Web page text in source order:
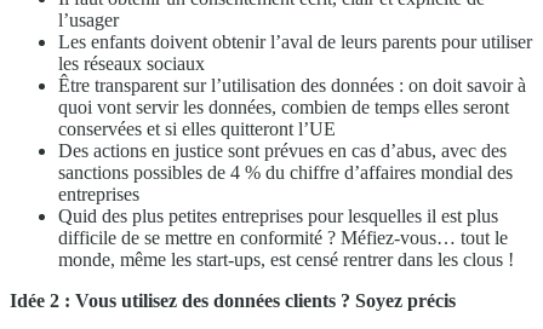
l’usager
Les enfants doivent obtenir l’aval de leurs parents pour utiliser
les réseaux sociaux
Être transparent sur l’utilisation des données : on doit savoir à
quoi vont servir les données, combien de temps elles seront
conservées et si elles quitteront l’UE
Des actions en justice sont prévues en cas d’abus, avec des
sanctions possibles de 4 % du chiffre d’affaires mondial des
entreprises
Quid des plus petites entreprises pour lesquelles il est plus
difficile de se mettre en conformité ? Méfiez-vous… tout le
monde, même les start-ups, est censé rentrer dans les clous !
Idée 2 : Vous utilisez des données clients ? Soyez précis